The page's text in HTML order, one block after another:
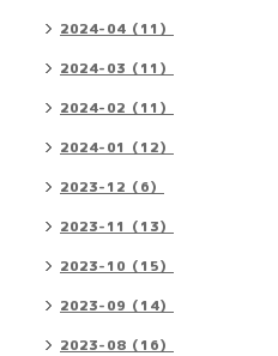
2024-04（11）
2024-03（11）
2024-02（11）
2024-01（12）
2023-12（6）
2023-11（13）
2023-10（15）
2023-09（14）
2023-08（16）